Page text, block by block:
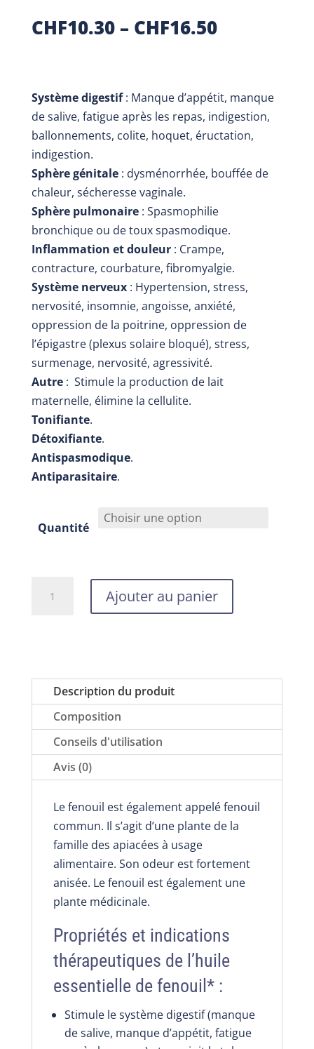
CHF10.30– CHF16.50
Système digestif: Manque d’appétit, manque
de salive, fatigue après les repas, indigestion,
ballonnements, colite, hoquet, éructation,
indigestion.
Sphère génitale: dysménorrhée, bouffée de
chaleur, sécheresse vaginale.
Sphère pulmonaire: Spasmophilie
bronchique ou de toux spasmodique.
Inflammation et douleur: Crampe,
contracture, courbature, fibromyalgie.
Système nerveux : Hypertension, stress,
nervosité, insomnie, angoisse, anxiété,
oppression de la poitrine, oppression de
l’épigastre (plexus solaire bloqué), stress,
surmenage, nervosité, agressivité.
Autre: Stimule la production de lait
maternelle, élimine la cellulite.
Tonifiante.
Détoxifiante.
Antispasmodique.
Antiparasitaire.
Quantité
fenouil,
Nabio,
10
faire
monter
Ajouter au panier
Description du produit
Composition
Conseils d'utilisation
Avis (0)
Le fenouil est également appelé fenouil
commun. Il s’agit d’une plante de la
famille des apiacées à usage
alimentaire. Son odeur est fortement
anisée. Le fenouil est également une
plante médicinale.
Propriétés et indications
thérapeutiques de l’huile
essentielle de fenouil* :
Stimule le système digestif (manque
de salive, manque d’appétit, fatigue